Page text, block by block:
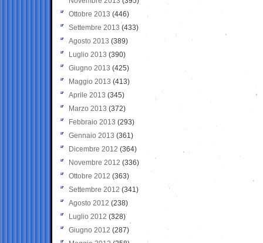
Ottobre 2013 (446)
Settembre 2013 (433)
Agosto 2013 (389)
Luglio 2013 (390)
Giugno 2013 (425)
Maggio 2013 (413)
Aprile 2013 (345)
Marzo 2013 (372)
Febbraio 2013 (293)
Gennaio 2013 (361)
Dicembre 2012 (364)
Novembre 2012 (336)
Ottobre 2012 (363)
Settembre 2012 (341)
Agosto 2012 (238)
Luglio 2012 (328)
Giugno 2012 (287)